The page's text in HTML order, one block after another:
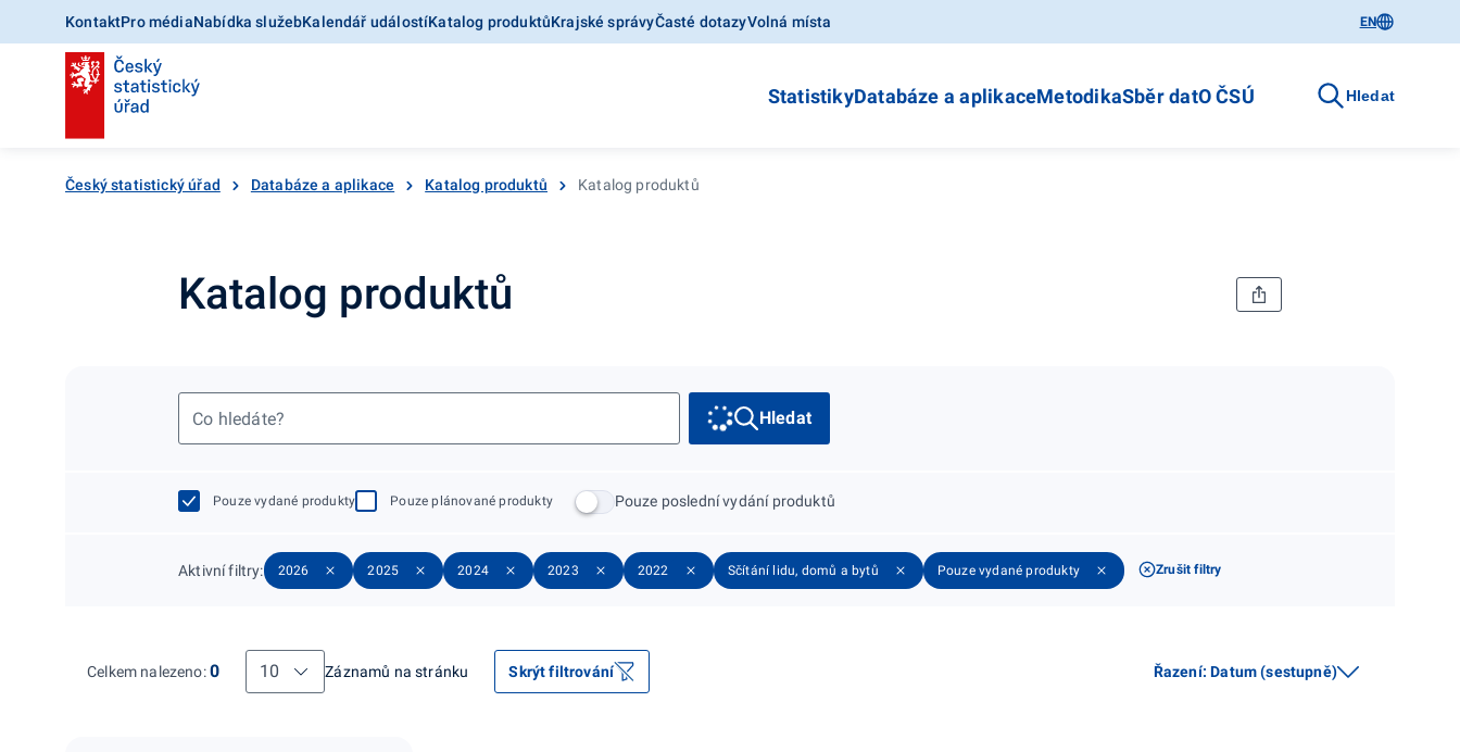
KontaktPro médiaNabídka služebKalendář událostíKatalog produktůKrajské správyČasté dotazyVolná místa EN
StatistikyDatabáze a aplikaceMetodikaSběr datO ČSÚ Hledat
Český statistický úřad Databáze a aplikace Katalog produktů Katalog produktů
Katalog produktů
Hledat
Pouze vydané produkty Pouze plánované produkty Pouze poslední vydání produktů
Aktivní filtry: 2026 2025 2024 2023 2022 Sčítání lidu, domů a bytů Pouze vydané produkty Zrušit filtry
Celkem nalezeno:0 Záznamů na stránkuZáznamů na stránku Skrýt filtrování Řazení:Datum (sestupně)